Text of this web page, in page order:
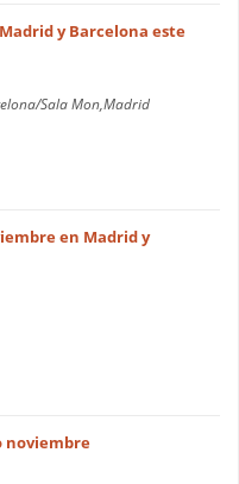
y Barcelona este
Sala Mon,Madrid
en Madrid y
noviembre